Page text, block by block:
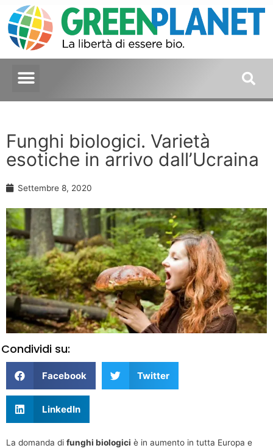
Funghi biologici. Varietà
esotiche in arrivo dall’Ucraina
Settembre 8, 2020
Condividi su:
Facebook Twitter
LinkedIn
La domanda di funghi biologici è in aumento in tutta Europa e